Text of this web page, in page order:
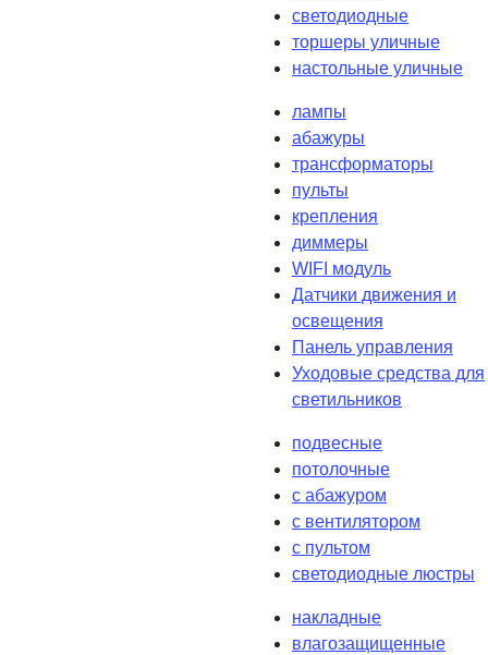
светодиодные
торшеры уличные
настольные уличные
лампы
абажуры
трансформаторы
пульты
крепления
диммеры
WIFI модуль
Датчики движения и
освещения
Панель управления
Уходовые средства для
светильников
подвесные
потолочные
с абажуром
с вентилятором
с пультом
светодиодные люстры
накладные
влагозащищенные